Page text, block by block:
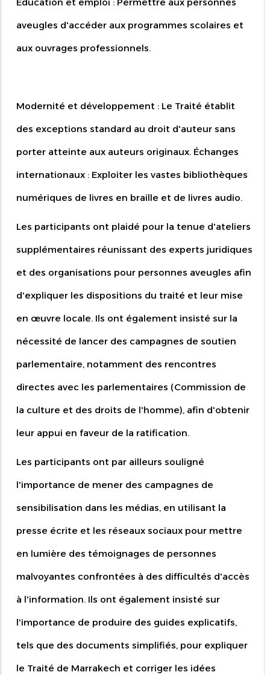
aveugles d'accéder aux programmes scolaires et
aux ouvrages professionnels.
Modernité et développement : Le Traité établit
des exceptions standard au droit d'auteur sans
porter atteinte aux auteurs originaux. Échanges
internationaux : Exploiter les vastes bibliothèques
numériques de livres en braille et de livres audio.
Les participants ont plaidé pour la tenue d'ateliers
supplémentaires réunissant des experts juridiques
et des organisations pour personnes aveugles afin
d'expliquer les dispositions du traité et leur mise
en œuvre locale. Ils ont également insisté sur la
nécessité de lancer des campagnes de soutien
parlementaire, notamment des rencontres
directes avec les parlementaires (Commission de
la culture et des droits de l'homme), afin d'obtenir
leur appui en faveur de la ratification.
Les participants ont par ailleurs souligné
l'importance de mener des campagnes de
sensibilisation dans les médias, en utilisant la
presse écrite et les réseaux sociaux pour mettre
en lumière des témoignages de personnes
malvoyantes confrontées à des difficultés d'accès
à l'information. Ils ont également insisté sur
l'importance de produire des guides explicatifs,
tels que des documents simplifiés, pour expliquer
le Traité de Marrakech et corriger les idées